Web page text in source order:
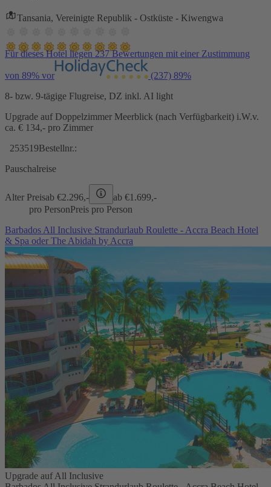
Tansania, Vereinigte Republik - Ostküste - Kiwengwa
Für dieses Hotel liegen 237 Bewertungen mit einer Zustimmung
von 89% vor (237) 89%
8- bzw. 9-tägige Flugreise, DZ inkl. AI light
Upgrade auf Doppelzimmer Meerblick (nach Verfügbarkeit) i.W.v.
ca. € 134,- pro Zimmer
253519Bestellnr.:
Pauschalreise
Alter Preisab €2.296,- ab €1.699,-
pro PersonPreis pro Person
Barbados All Inclusive Strandurlaub Roulette - Accra Beach Hotel
& Spa oder The Abidah by Accra
Upgrade auf All Inclusive